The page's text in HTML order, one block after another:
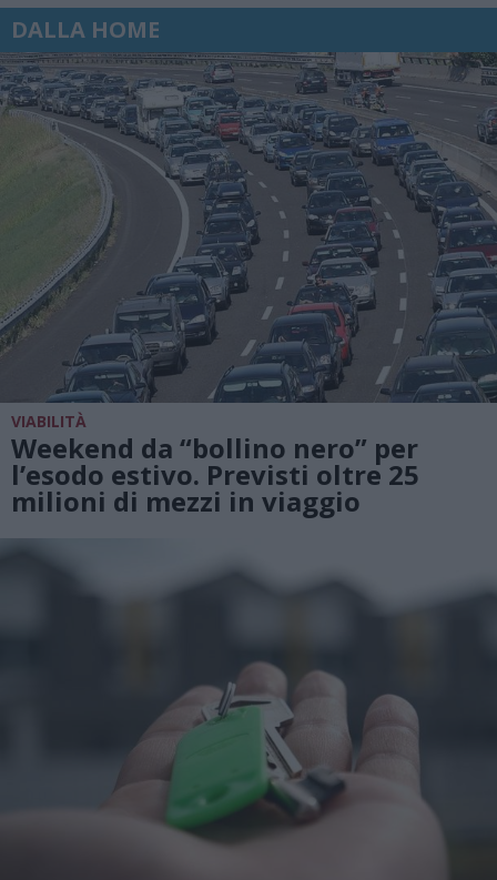
DALLA HOME
VIABILITÀ
Weekend da “bollino nero” per
l’esodo estivo. Previsti oltre 25
milioni di mezzi in viaggio